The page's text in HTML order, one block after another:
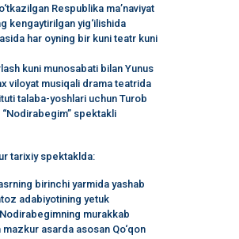
Respublika ma’naviyat
kengaytirilgan yig‘ilishida
har oyning bir kuni teatr kuni
kuni munosabati bilan Yunus
viloyat musiqali drama teatrida
talaba-yoshlari uchun Turob
“Nodirabegim” spektakli
tarixiy spektaklda:
birinchi yarmida yashab
adabiyotining yetuk
murakkab
mazkur asarda asosan Qo‘qon